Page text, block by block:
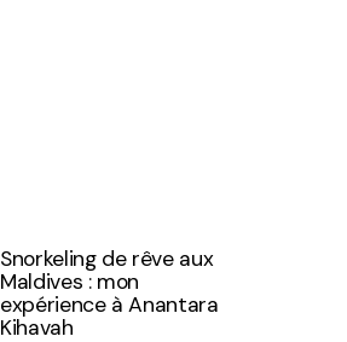
Snorkeling de rêve aux
Maldives : mon
expérience à Anantara
Kihavah